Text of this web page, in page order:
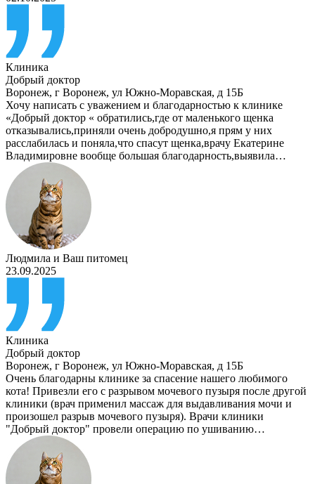
Клиника
Добрый доктор
Воронеж, г Воронеж, ул Южно-Моравская, д 15Б
Хочу написать с уважением и благодарностью к клинике
«Добрый доктор « обратились,где от маленького щенка
отказывались,приняли очень добродушно,я прям у них
расслабилась и поняла,что спасут щенка,врачу Екатерине
Владимировне вообще большая благодарность,выявила…
Людмила и Ваш питомец
23.09.2025
Клиника
Добрый доктор
Воронеж, г Воронеж, ул Южно-Моравская, д 15Б
Очень благодарны клинике за спасение нашего любимого
кота! Привезли его с разрывом мочевого пузыря после другой
клиники (врач применил массаж для выдавливания мочи и
произошел разрыв мочевого пузыря). Врачи клиники
"Добрый доктор" провели операцию по ушиванию…